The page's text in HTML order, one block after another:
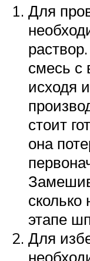
Для
смесь с
исходя
стоит
она
этапе
Для